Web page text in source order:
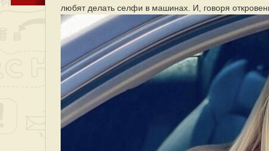
любят делать селфи в машинах. И, говоря